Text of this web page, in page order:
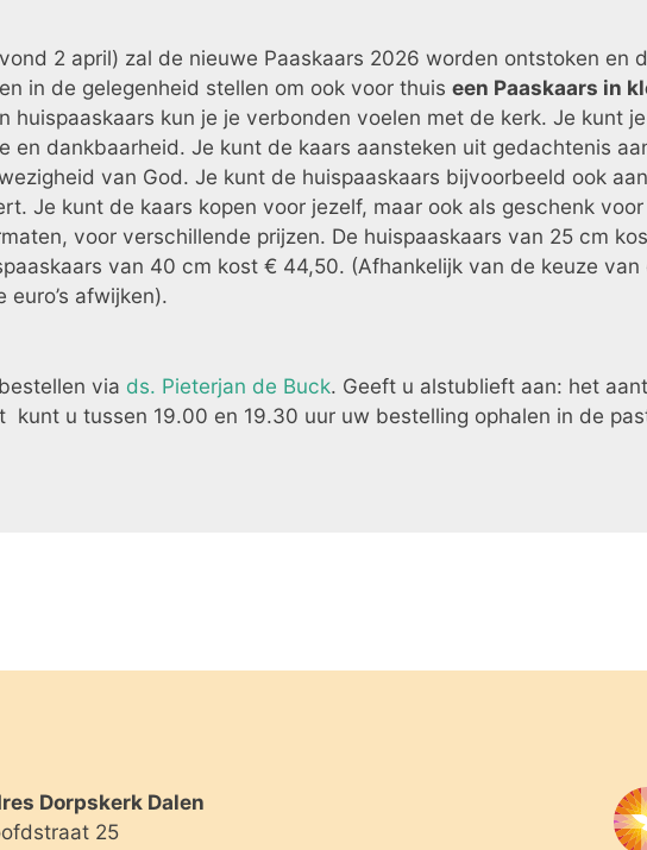
2 april) zal de nieuwe Paaskaars 2026 worden ontstoken en
in de gelegenheid stellen om ook voor thuis een Paaskaars in
huispaaskaars kun je je verbonden voelen met de kerk. Je kunt
en dankbaarheid. Je kunt de kaars aansteken uit gedachtenis
van God. Je kunt de huispaaskaars bijvoorbeeld ook
Je kunt de kaars kopen voor jezelf, maar ook als geschenk
voor verschillende prijzen. De huispaaskaars van 25 cm
van 40 cm kost € 44,50. (Afhankelijk van de keuze
afwijken).
bestellen via ds. Pieterjan de Buck. Geeft u alstublieft aan: het
u tussen 19.00 en 19.30 uur uw bestelling ophalen in de
Dorpskerk Dalen
25